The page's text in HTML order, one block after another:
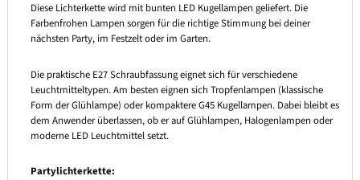
Diese Lichterkette wird mit bunten LED Kugellampen geliefert. Die
Farbenfrohen Lampen sorgen für die richtige Stimmung bei deiner
nächsten Party, im Festzelt oder im Garten.
Die praktische E27 Schraubfassung eignet sich für verschiedene
Leuchtmitteltypen. Am besten eignen sich Tropfenlampen (klassische
Form der Glühlampe) oder kompaktere G45 Kugellampen. Dabei bleibt es
dem Anwender überlassen, ob er auf Glühlampen, Halogenlampen oder
moderne LED Leuchtmittel setzt.
Partylichterkette: